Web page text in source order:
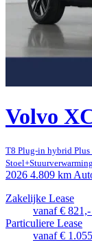
Volvo
T8 Plug-in hybrid Plus
2026 4.809 km
Zakelijke Lease
vanaf €
Particuliere Lease
vanaf €